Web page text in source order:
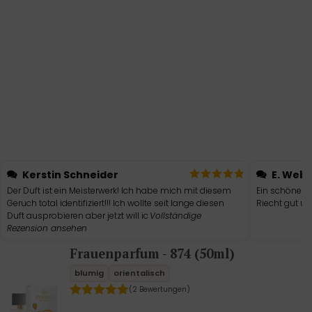
Kerstin Schneider
Der Duft ist ein Meisterwerk! Ich habe mich mit diesem
Geruch total identifiziert!!! Ich wollte seit lange diesen
Duft ausprobieren aber jetzt will ic Vollständige
Rezension ansehen
E.
Ein schöner
Riecht gut
Frauenparfum - 874 (50ml)
blumig orientalisch
(2 Bewertungen)